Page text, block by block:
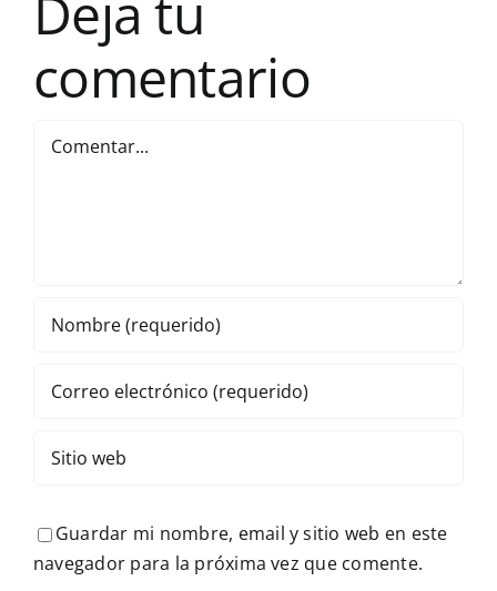
comentario
Guardar mi nombre, email y sitio web en este
navegador para la próxima vez que comente.